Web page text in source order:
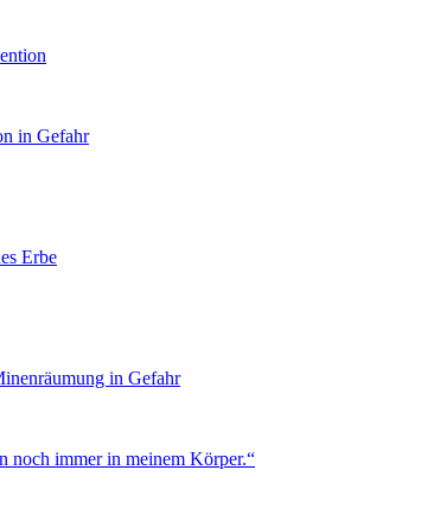
in Gefahr
Erbe
in Gefahr
noch immer in meinem Körper.“